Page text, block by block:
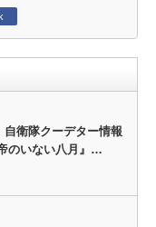
衛隊クーデター情報
のいない八月』…